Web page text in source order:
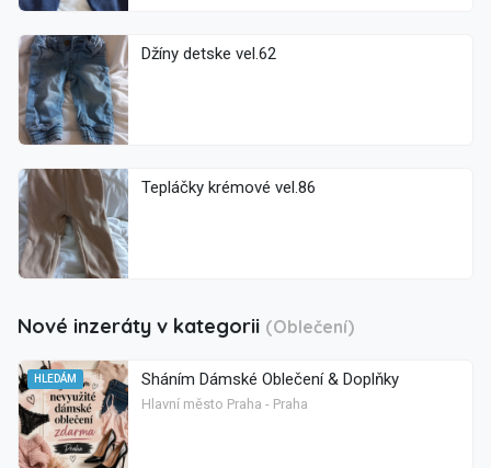
Džíny detske vel.62
Tepláčky krémové vel.86
Nové inzeráty v kategorii (Oblečení)
HLEDÁM Sháním Dámské Oblečení & Doplňky
Hlavní město Praha - Praha